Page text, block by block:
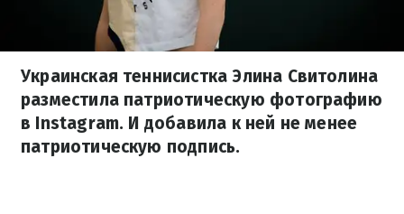
Украинская теннисистка Элина Свитолина
разместила патриотическую фотографию
в Instagram. И добавила к ней не менее
патриотическую подпись.